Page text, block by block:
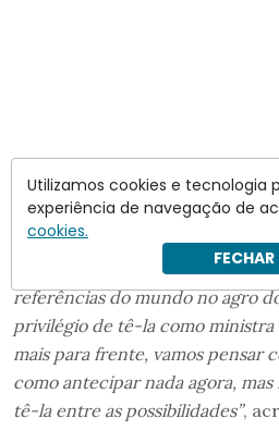
“Para mim, [Tereza Cristina] é
referências do mundo no agro
privilégio de tê-la como ministra
mais para frente, vamos pensar
como antecipar nada agora,
tê-la entre as possibilidades”,
Utilizamos cookies e tecnologia
experiência de navegação de
cookies.
FECHAR